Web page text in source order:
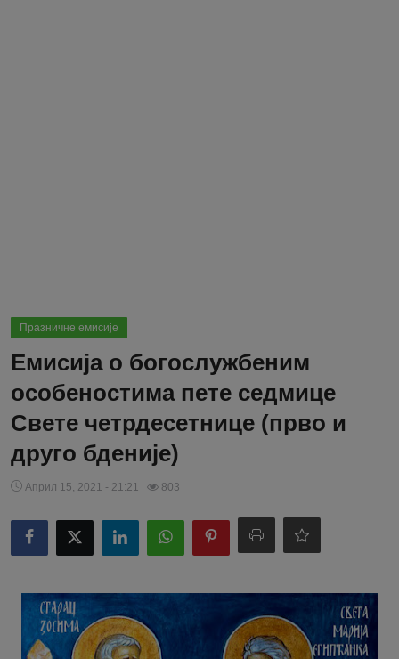
Празничне емисије
Емисија о богослужбеним
особеностима пете седмице
Свете четрдесетнице (прво и
друго бденије)
Април 15, 2021 - 21:21 803